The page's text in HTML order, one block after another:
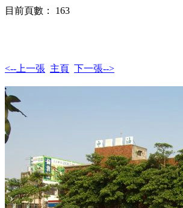
目前頁數： 163
<--上一張 主頁 下一張-->